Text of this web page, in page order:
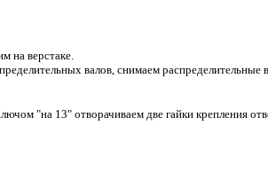
на верстаке.
валов, снимаем распределительные
"на 13" отворачиваем две гайки крепления